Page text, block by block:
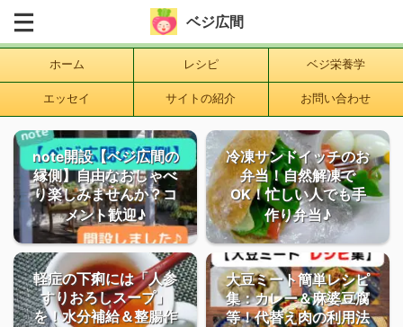
ベジ広間
ホーム レシピ ベジ栄養学
エッセイ サイトの紹介 お問い合わせ
note開設【ベジ広間の
縁側】自由なおしゃべ
り楽しみませんか？コ
メント歓迎♪
冷凍サンドイッチのお
弁当！自然解凍で
OK！忙しい人でも手
作り弁当♪
軽症の下痢には「人参
すりおろしスープ」
を！水分補給＆整腸作
大豆ミート簡単レシピ
集：カレー＆麻婆豆腐
等！代替え肉の利用法